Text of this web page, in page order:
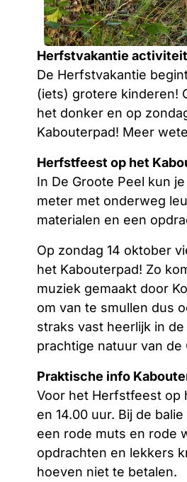
Herfstvakantie
De Herfstvakantie
(iets) grotere kinderen!
het donker en op
Kabouterpad! Meer
Herfstfeest op het
In De Groote Peel kun
meter met onderweg
materialen en een
Op zondag 14 oktober
het Kabouterpad! Zo
muziek gemaakt door
om van te smullen dus
straks vast heerlijk in
prachtige natuur van de
Praktische info
Voor het Herfstfeest op
en 14.00 uur. Bij de
een rode muts en rode
opdrachten en lekkers
hoeven niet te betalen.